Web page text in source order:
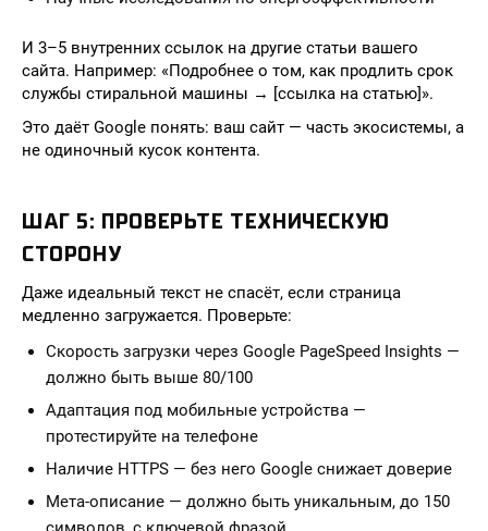
И 3–5 внутренних ссылок на другие статьи вашего
сайта. Например: «Подробнее о том, как продлить срок
службы стиральной машины → [ссылка на статью]».
Это даёт Google понять: ваш сайт — часть экосистемы, а
не одиночный кусок контента.
ШАГ 5: ПРОВЕРЬТЕ ТЕХНИЧЕСКУЮ
СТОРОНУ
Даже идеальный текст не спасёт, если страница
медленно загружается. Проверьте:
Скорость загрузки через Google PageSpeed Insights —
должно быть выше 80/100
Адаптация под мобильные устройства —
протестируйте на телефоне
Наличие HTTPS — без него Google снижает доверие
Мета-описание — должно быть уникальным, до 150